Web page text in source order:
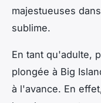
majestueuses
sublime.
En tant qu'adulte,
plongée à Big
à l'avance. En